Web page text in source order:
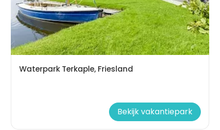
Waterpark Terkaple, Friesland
Bekijk vakantiepark